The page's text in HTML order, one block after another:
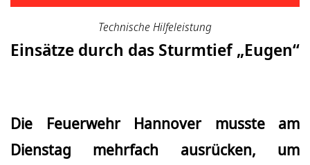
Technische Hilfeleistung
Einsätze durch das Sturmtief „Eugen“
Die Feuerwehr Hannover musste am
Dienstag mehrfach ausrücken, um